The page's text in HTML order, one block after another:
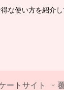
な使い方を紹介
ートサイト